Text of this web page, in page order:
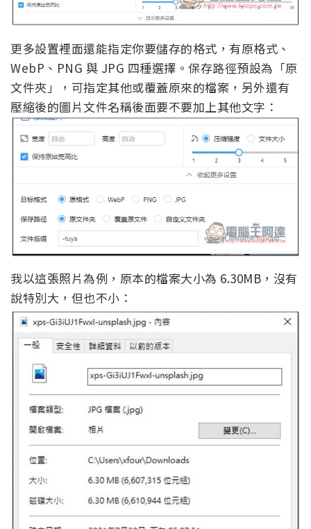
更多設置裡面還能指定你要儲存的格式，有原格式、
WebP、PNG 與 JPG 四種選擇。保存路徑預設為「原
文件夾」，可指定其他或覆蓋原來的檔案，另外還有
壓縮後的圖片文件名稱後面要不要加上其他文字：
我以這張照片為例，原本的檔案大小為 6.30MB，沒有
說特別大，但也不小：